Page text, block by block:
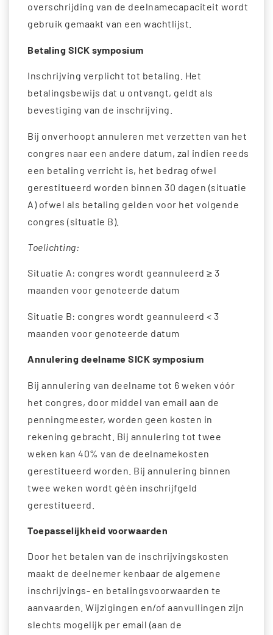
overschrijding van de deelnamecapaciteit wordt
gebruik gemaakt van een wachtlijst.
Betaling SICK symposium
Inschrijving verplicht tot betaling. Het
betalingsbewijs dat u ontvangt, geldt als
bevestiging van de inschrijving.
Bij onverhoopt annuleren met verzetten van het
congres naar een andere datum, zal indien reeds
een betaling verricht is, het bedrag ofwel
gerestitueerd worden binnen 30 dagen (situatie
A) ofwel als betaling gelden voor het volgende
congres (situatie B).
Toelichting:
Situatie A: congres wordt geannuleerd ≥ 3
maanden voor genoteerde datum
Situatie B: congres wordt geannuleerd < 3
maanden voor genoteerde datum
Annulering deelname SICK symposium
Bij annulering van deelname tot 6 weken vóór
het congres, door middel van email aan de
penningmeester, worden geen kosten in
rekening gebracht. Bij annulering tot twee
weken kan 40% van de deelnamekosten
gerestitueerd worden. Bij annulering binnen
twee weken wordt géén inschrijfgeld
gerestitueerd.
Toepasselijkheid voorwaarden
Door het betalen van de inschrijvingskosten
maakt de deelnemer kenbaar de algemene
inschrijvings- en betalingsvoorwaarden te
aanvaarden. Wijzigingen en/of aanvullingen zijn
slechts mogelijk per email (aan de